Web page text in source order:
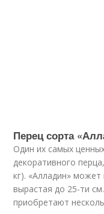
Перец сорта
Один их самых
декоративного
кг). «Алладин»
вырастая до 25-ти
приобретают